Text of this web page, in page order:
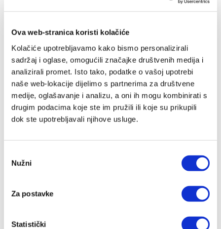
Ova web-stranica koristi kolačiće
Kolačiće upotrebljavamo kako bismo personalizirali
sadržaj i oglase, omogućili značajke društvenih medija i
analizirali promet. Isto tako, podatke o vašoj upotrebi
naše web-lokacije dijelimo s partnerima za društvene
medije, oglašavanje i analizu, a oni ih mogu kombinirati s
drugim podacima koje ste im pružili ili koje su prikupili
dok ste upotrebljavali njihove usluge.
pristanka
Nužni
Za postavke
Statistički
Valentino Salvoldi
Ljubav u Pjesmi nad
pjesmama
Preporuka